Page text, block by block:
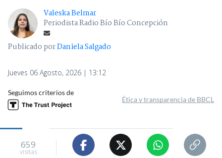
Valeska Belmar
Periodista Radio Bío Bío Concepción
Publicado porDaniela Salgado
Jueves 06 Agosto, 2026 | 13:12
Seguimos criterios de
Ética y transparencia de BBCL
659
visitas